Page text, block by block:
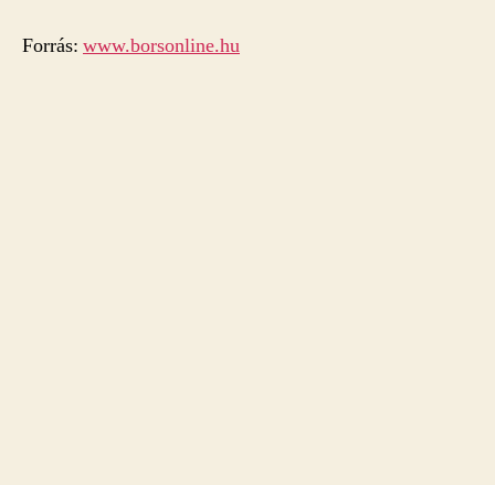
Forrás: www.borsonline.hu